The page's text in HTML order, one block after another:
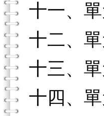
十一、
十二、
十三、
十四、